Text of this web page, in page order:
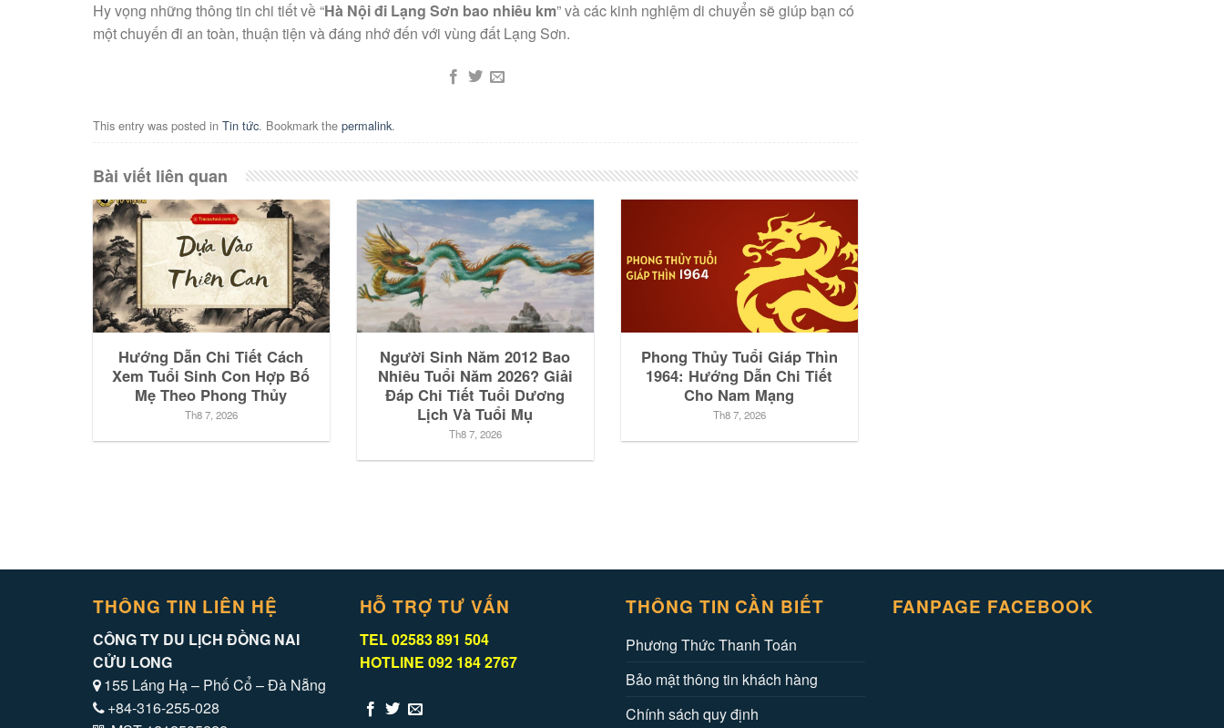
Hy vọng những thông tin chi tiết về “Hà Nội đi Lạng Sơn bao nhiêu km” và các kinh nghiệm di chuyển sẽ giúp bạn có
một chuyến đi an toàn, thuận tiện và đáng nhớ đến với vùng đất Lạng Sơn.
This entry was posted in Tin tức. Bookmark the permalink.
Bài viết liên quan
Hướng Dẫn Chi Tiết Cách
Xem Tuổi Sinh Con Hợp Bố
Mẹ Theo Phong Thủy
Th8 7, 2026
Người Sinh Năm 2012 Bao
Nhiêu Tuổi Năm 2026? Giải
Đáp Chi Tiết Tuổi Dương
Lịch Và Tuổi Mụ
Th8 7, 2026
Phong Thủy Tuổi Giáp Thìn
1964: Hướng Dẫn Chi Tiết
Cho Nam Mạng
Th8 7, 2026
THÔNG TIN LIÊN HỆ
CÔNG TY DU LỊCH ĐỒNG NAI
CỬU LONG
155 Láng Hạ – Phố Cổ – Đà Nẵng
+84-316-255-028
HỖ TRỢ TƯ VẤN
TEL 02583 891 504
HOTLINE 092 184 2767
THÔNG TIN CẦN BIẾT
Phương Thức Thanh Toán
Bảo mật thông tin khách hàng
Chính sách quy định
FANPAGE FACEBOOK